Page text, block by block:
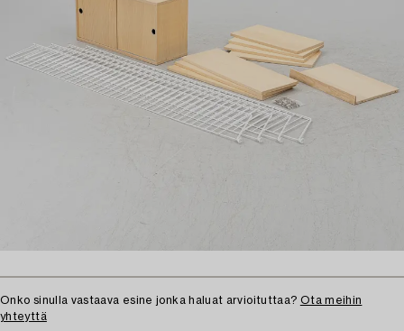
Onko sinulla vastaava esine jonka haluat arvioituttaa? Ota meihin
yhteyttä